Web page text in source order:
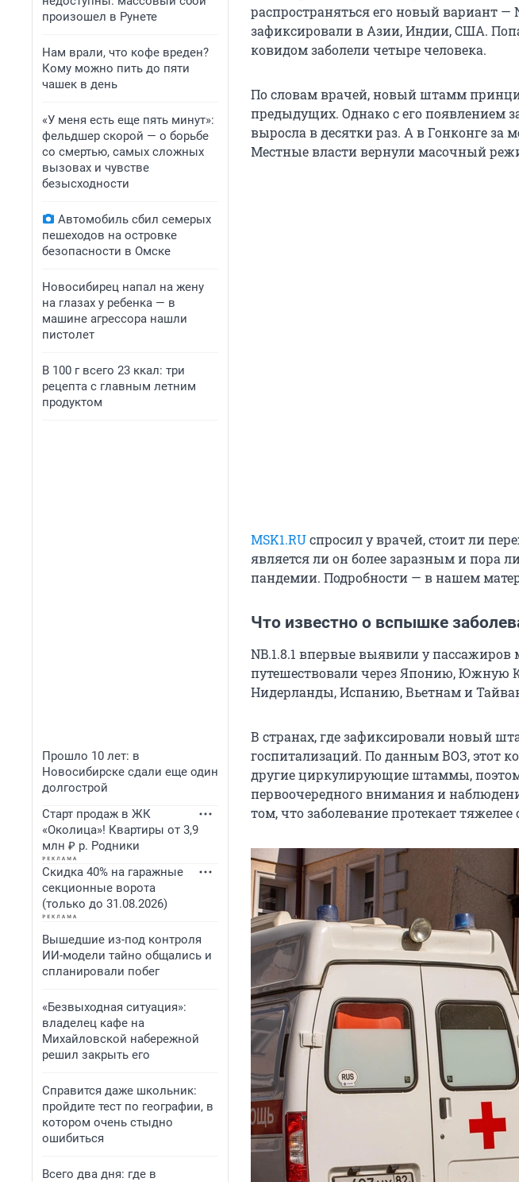
произошел в Рунете
Нам врали, что кофе вреден?
Кому можно пить до пяти
чашек в день
«У меня есть еще пять минут»:
фельдшер скорой — о борьбе
со смертью, самых сложных
вызовах и чувстве
безысходности
Автомобиль сбил семерых
пешеходов на островке
безопасности в Омске
Новосибирец напал на жену
на глазах у ребенка — в
машине агрессора нашли
пистолет
В 100 г всего 23 ккал: три
рецепта с главным летним
продуктом
Прошло 10 лет: в
Новосибирске сдали еще один
долгострой
Старт продаж в ЖК
«Околица»! Квартиры от 3,9
млн ₽ р. Родники
Скидка 40% на гаражные
секционные ворота
(только до 31.08.2026)
Вышедшие из-под контроля
ИИ-модели тайно общались и
спланировали побег
«Безвыходная ситуация»:
владелец кафе на
Михайловской набережной
решил закрыть его
Справится даже школьник:
пройдите тест по географии, в
котором очень стыдно
ошибиться
Всего два дня: где в
распространяться его новый вариант —
зафиксировали в Азии, Индии, США.
ковидом заболели четыре человека.
По словам врачей, новый штамм
предыдущих. Однако с его появлением
выросла в десятки раз. А в Гонконге за
Местные власти вернули масочный
MSK1.RUспросил у врачей, стоит ли
является ли он более заразным и пора
пандемии. Подробности — в нашем
Что известно о вспышке
NB.1.8.1 впервые выявили у
путешествовали через Японию, Южную
Нидерланды, Испанию, Вьетнам и
В странах, где зафиксировали новый
госпитализаций. По данным ВОЗ, этот
другие циркулирующие штаммы,
первоочередного внимания и
том, что заболевание протекает тяжелее